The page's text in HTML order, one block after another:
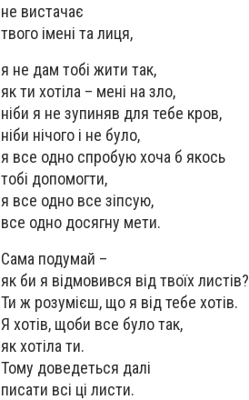
не вистачає
твого імені та лиця,
я не дам тобі жити так,
як ти хотіла – мені на зло,
ніби я не зупиняв для тебе кров,
ніби нічого і не було,
я все одно спробую хоча б якось
тобі допомогти,
я все одно все зіпсую,
все одно досягну мети.
Сама подумай –
як би я відмовився від твоїх листів?
Ти ж розумієш, що я від тебе хотів.
Я хотів, щоби все було так,
як хотіла ти.
Тому доведеться далі
писати всі ці листи.